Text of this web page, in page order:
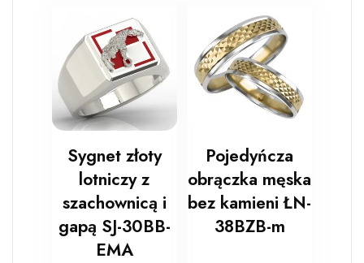
Sygnet złoty
lotniczy z
szachownicą i
gapą SJ-30BB-
EMA
Pojedyńcza
obrączka męska
bez kamieni ŁN-
38BZB-m